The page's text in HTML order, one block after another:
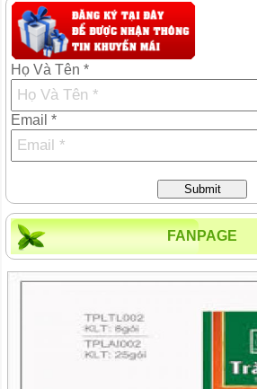
Họ Và Tên *
Email *
Submit
FANPAGE